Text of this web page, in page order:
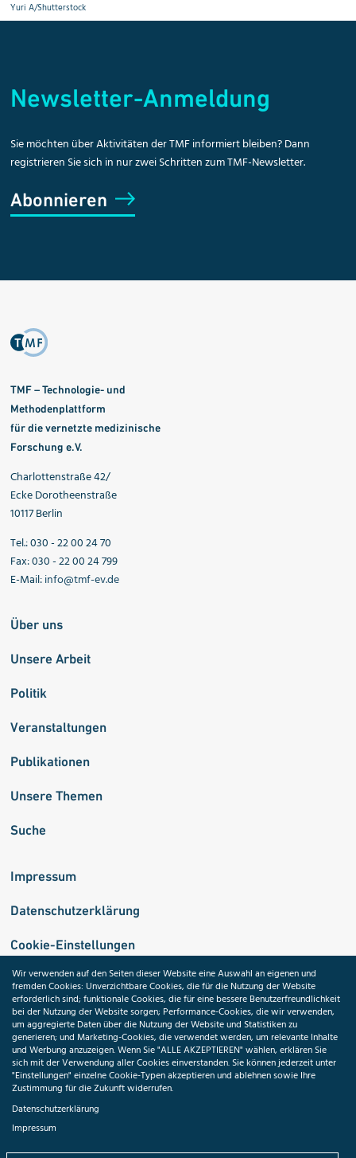
Yuri A/Shutterstock
Newsletter-Anmeldung
Sie möchten über Aktivitäten der TMF informiert bleiben? Dann
registrieren Sie sich in nur zwei Schritten zum TMF-Newsletter.
Abonnieren
TMF – Technologie- und
Methodenplattform
für die vernetzte medizinische
Forschung e.V.
Charlottenstraße 42/
Ecke Dorotheenstraße
10117 Berlin
Tel.: 030 - 22 00 24 70
Fax: 030 - 22 00 24 799
E-Mail:info@tmf-ev.de
Über uns
Unsere Arbeit
Politik
Veranstaltungen
Publikationen
Unsere Themen
Suche
Impressum
Datenschutzerklärung
Cookie-Einstellungen
Medizininformatik-Initiative
ToolPool Gesundheitsforschung
Folgen Sie uns:
Wir verwenden auf den Seiten dieser Website eine Auswahl an eigenen und
fremden Cookies: Unverzichtbare Cookies, die für die Nutzung der Website
erforderlich sind; funktionale Cookies, die für eine bessere Benutzerfreundlichkeit
bei der Nutzung der Website sorgen; Performance-Cookies, die wir verwenden,
um aggregierte Daten über die Nutzung der Website und Statistiken zu
generieren; und Marketing-Cookies, die verwendet werden, um relevante Inhalte
und Werbung anzuzeigen. Wenn Sie "ALLE AKZEPTIEREN" wählen, erklären Sie
sich mit der Verwendung aller Cookies einverstanden. Sie können jederzeit unter
"Einstellungen" einzelne Cookie-Typen akzeptieren und ablehnen sowie Ihre
Zustimmung für die Zukunft widerrufen.
Datenschutzerklärung
Impressum